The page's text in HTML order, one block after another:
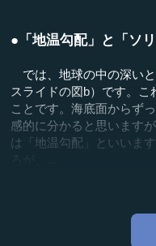
●「地温勾配」と「ソリ
では、地球の中の深い
スライドの図b）です。
ことです。海底面からず
感的に分かると思います
は「地温勾配」といいま